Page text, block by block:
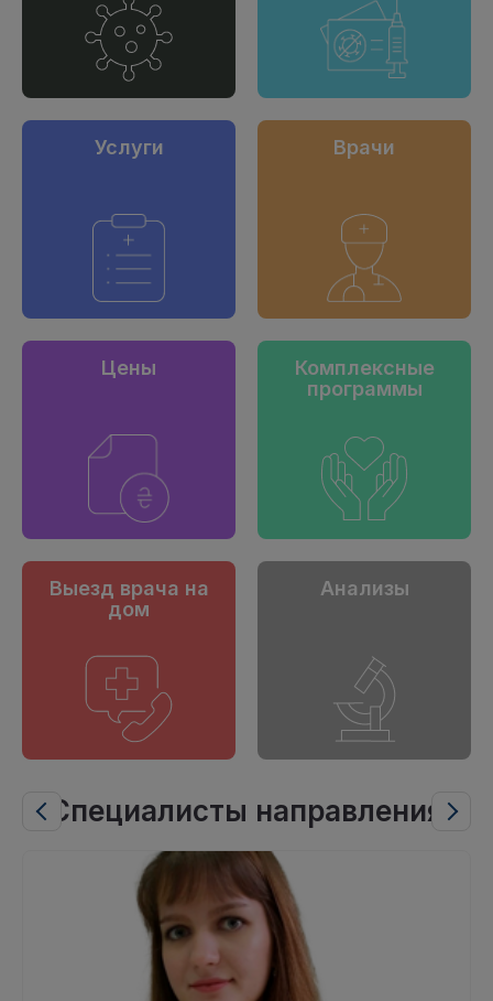
Услуги Врачи
Цены
Комплексные
программы
Выезд врача на
дом
Анализы
Специалисты направления